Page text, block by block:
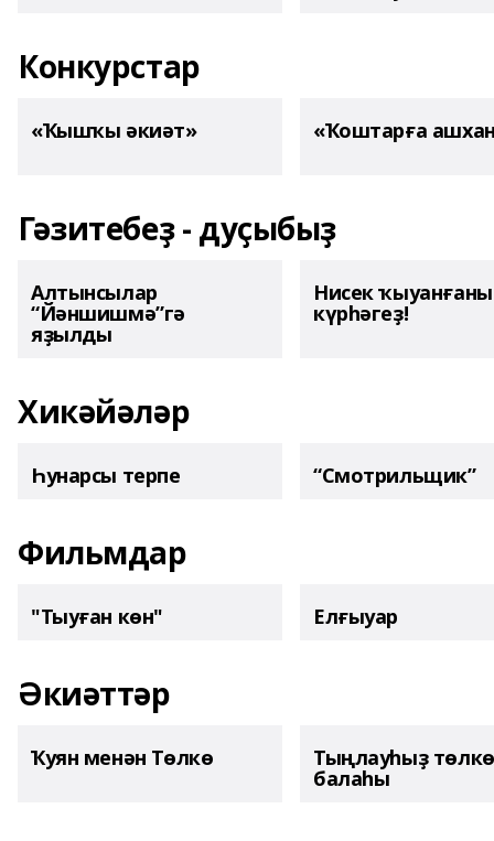
Конкурстар
«Ҡышҡы әкиәт» «Ҡоштарға
Гәзитебеҙ - дуҫыбыҙ
Алтынсылар
“Йәншишмә”гә
яҙылды
Нисек
күрһәгеҙ!
Хикәйәләр
Һунарсы терпе “Смотрильщик”
Фильмдар
"Тыуған көн" Елғыуар
Әкиәттәр
Ҡуян менән Төлкө Тыңлауһыҙ төлкө
балаһы